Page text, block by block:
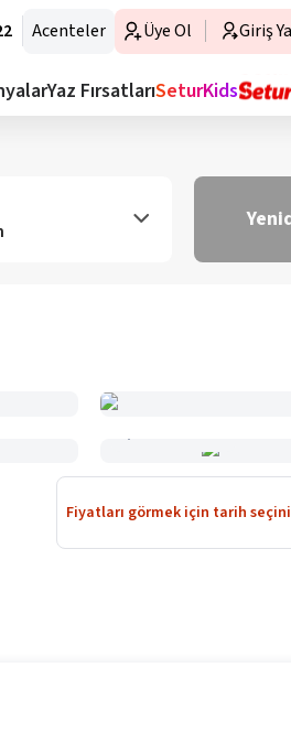
Acenteler Üye Ol Giriş
Yaz FırsatlarıSeturKids
Fiyatları görmek için tarih